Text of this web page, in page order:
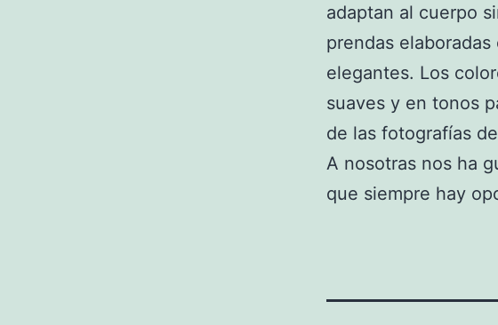
adaptan al cuerpo
prendas
elegantes. Los
suaves y en tonos
de las fotografías
A nosotras nos ha
que siempre hay